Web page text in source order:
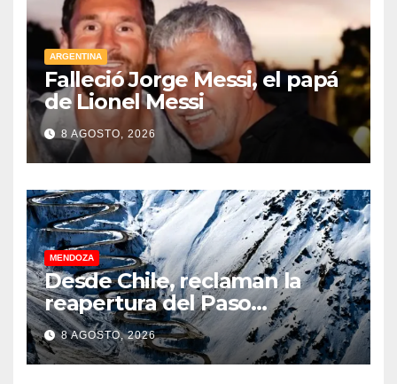
ARGENTINA
Falleció Jorge Messi, el papá
de Lionel Messi
8 AGOSTO, 2026
MENDOZA
Desde Chile, reclaman la
reapertura del Paso
Internacional Los
Libertadores: pérdidas
millonarias
8 AGOSTO, 2026